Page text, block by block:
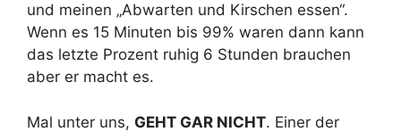
und meinen „Abwarten und Kirschen essen“.
Wenn es 15 Minuten bis 99% waren dann kann
das letzte Prozent ruhig 6 Stunden brauchen
aber er macht es.
Mal unter uns, GEHT GAR NICHT. Einer der